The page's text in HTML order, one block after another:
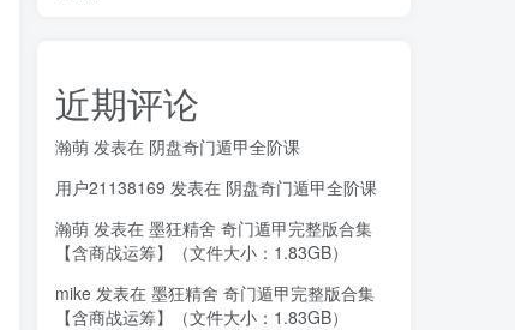
近期评论
瀚萌 发表在 阴盘奇门遁甲全阶课
用户21138169 发表在 阴盘奇门遁甲全阶课
瀚萌 发表在 墨狂精舍 奇门遁甲完整版合集
【含商战运筹】（文件大小：1.83GB）
mike 发表在 墨狂精舍 奇门遁甲完整版合集
【含商战运筹】（文件大小：1.83GB）